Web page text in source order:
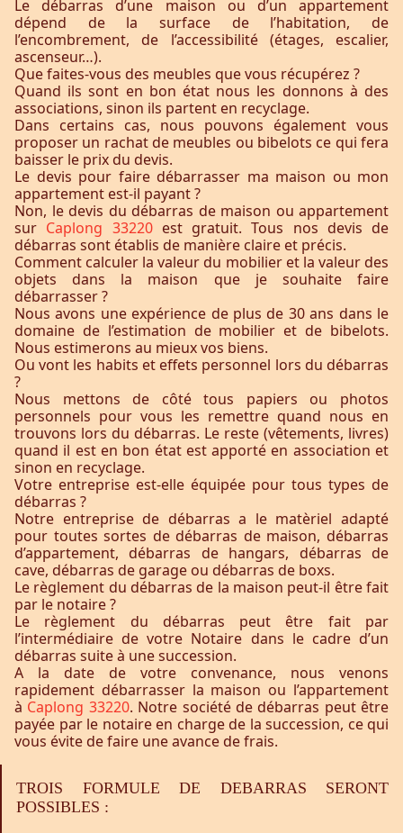
Le débarras d’une maison ou d’un appartement
dépend de la surface de l’habitation, de
l’encombrement, de l’accessibilité (étages, escalier,
ascenseur…).
Que faites-vous des meubles que vous récupérez ?
Quand ils sont en bon état nous les donnons à des
associations, sinon ils partent en recyclage.
Dans certains cas, nous pouvons également vous
proposer un rachat de meubles ou bibelots ce qui fera
baisser le prix du devis.
Le devis pour faire débarrasser ma maison ou mon
appartement est-il payant ?
Non, le devis du débarras de maison ou appartement
sur Caplong 33220 est gratuit. Tous nos devis de
débarras sont établis de manière claire et précis.
Comment calculer la valeur du mobilier et la valeur des
objets dans la maison que je souhaite faire
débarrasser ?
Nous avons une expérience de plus de 30 ans dans le
domaine de l’estimation de mobilier et de bibelots.
Nous estimerons au mieux vos biens.
Ou vont les habits et effets personnel lors du débarras
?
Nous mettons de côté tous papiers ou photos
personnels pour vous les remettre quand nous en
trouvons lors du débarras. Le reste (vêtements, livres)
quand il est en bon état est apporté en association et
sinon en recyclage.
Votre entreprise est-elle équipée pour tous types de
débarras ?
Notre entreprise de débarras a le matèriel adapté
pour toutes sortes de débarras de maison, débarras
d’appartement, débarras de hangars, débarras de
cave, débarras de garage ou débarras de boxs.
Le règlement du débarras de la maison peut-il être fait
par le notaire ?
Le règlement du débarras peut être fait par
l’intermédiaire de votre Notaire dans le cadre d’un
débarras suite à une succession.
A la date de votre convenance, nous venons
rapidement débarrasser la maison ou l’appartement
à Caplong 33220. Notre société de débarras peut être
payée par le notaire en charge de la succession, ce qui
vous évite de faire une avance de frais.
TROIS FORMULE DE DEBARRAS SERONT
POSSIBLES :